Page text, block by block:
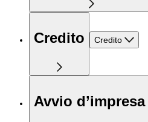
Credito Credito
Avvio d’impresa